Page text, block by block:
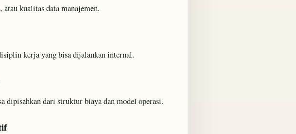
kualitas data manajemen.
kerja yang bisa dijalankan internal.
dipisahkan dari struktur biaya dan model operasi.